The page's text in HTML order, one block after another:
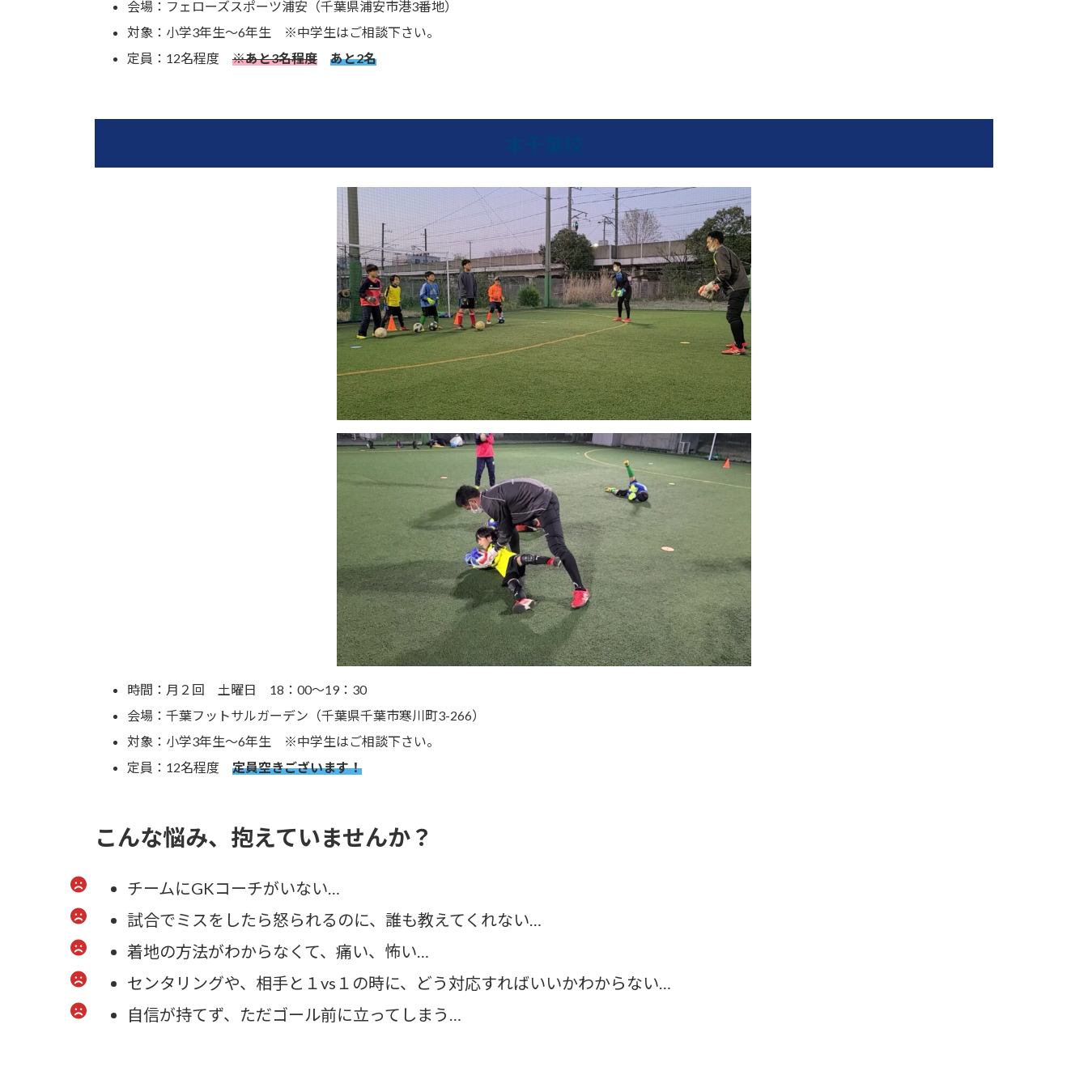
会場：フェローズスポーツ浦安（千葉県浦安市港3番地）
対象：小学3年生～6年生 ※中学生はご相談下さい。
定員：12名程度 ※あと3名程度 あと2名
時間：月２回 土曜日 18：00～19：30
会場：千葉フットサルガーデン（千葉県千葉市寒川町3-266）
対象：小学3年生～6年生 ※中学生はご相談下さい。
定員：12名程度 定員空きございます！
こんな悩み、抱えていませんか？
チームにGKコーチがいない…
試合でミスをしたら怒られるのに、誰も教えてくれない…
着地の方法がわからなくて、痛い、怖い…
センタリングや、相手と１vs１の時に、どう対応すればいいかわからない…
自信が持てず、ただゴール前に立ってしまう…